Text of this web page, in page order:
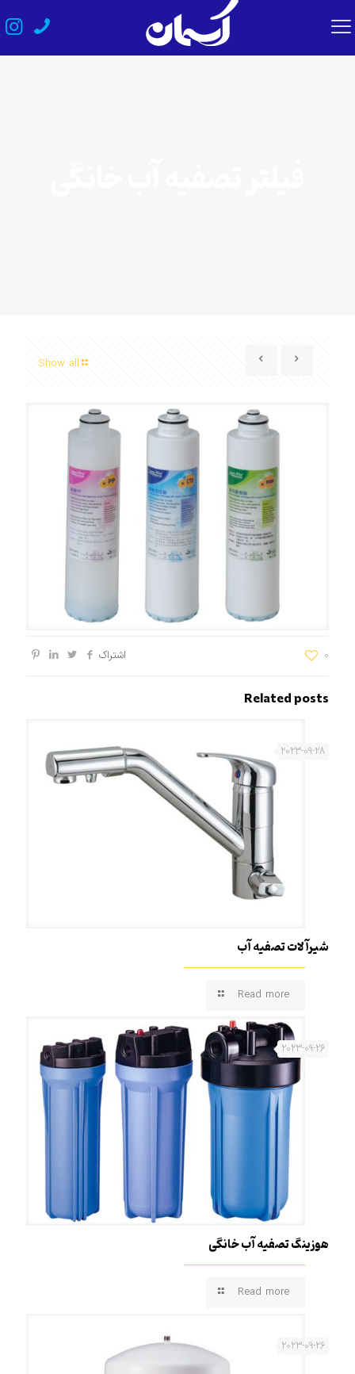
Show all
اشتراک 0
Related posts
2023-09-28
شیرآلات تصفیه آب
Read more
2023-09-26
هوزینگ تصفیه آب خانگی
Read more
2023-09-26